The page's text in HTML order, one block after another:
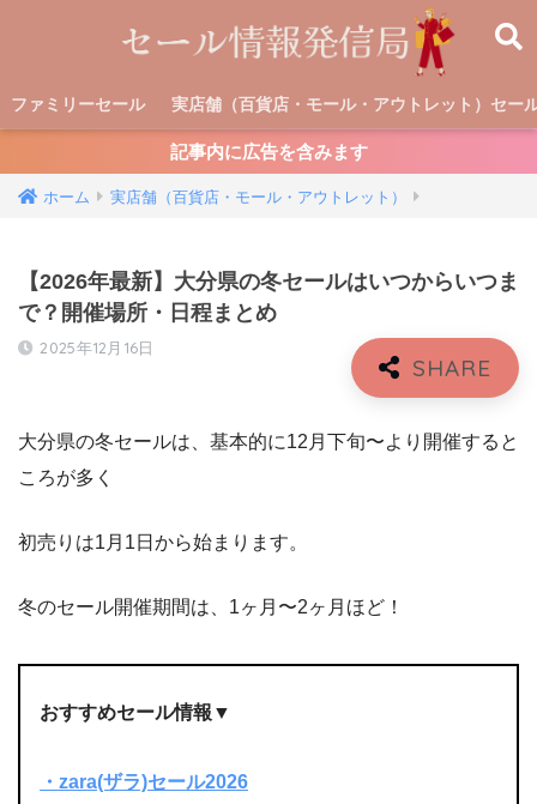
ファミリーセール 実店舗（百貨店・モール・アウトレット）セー
記事内に広告を含みます
ホーム 実店舗（百貨店・モール・アウトレット）
【2026年最新】大分県の冬セールはいつからいつま
で？開催場所・日程まとめ
2025年12月16日
大分県の冬セールは、基本的に12月下旬〜より開催すると
ころが多く
初売りは1月1日から始まります。
冬のセール開催期間は、1ヶ月〜2ヶ月ほど！
おすすめセール情報▼
・zara(ザラ)セール2026